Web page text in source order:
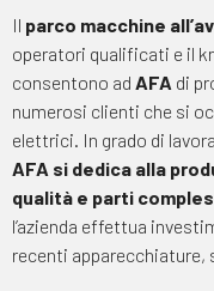
Il parco macchine
operatori qualificati e il
consentono ad AFA di
numerosi clienti che si
elettrici. In grado di
AFA si dedica alla
qualità e parti
l’azienda effettua
recenti apparecchiature,